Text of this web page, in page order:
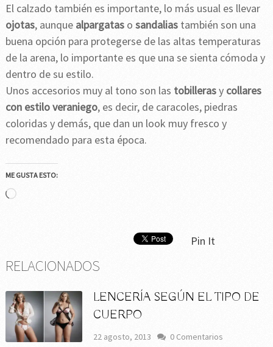
El calzado también es importante, lo más usual es llevar
ojotas, aunque alpargataso sandaliastambién son una
buena opción para protegerse de las altas temperaturas
de la arena, lo importante es que una se sienta cómoda y
dentro de su estilo.
Unos accesorios muy al tono son las tobillerasy collares
con estilo veraniego, es decir, de caracoles, piedras
coloridas y demás, que dan un look muy fresco y
recomendado para esta época.
ME GUSTA ESTO:
Cargando...
Pin It
RELACIONADOS
LENCERÍA SEGÚN EL TIPO DE
CUERPO
22 agosto, 2013 0 Comentarios